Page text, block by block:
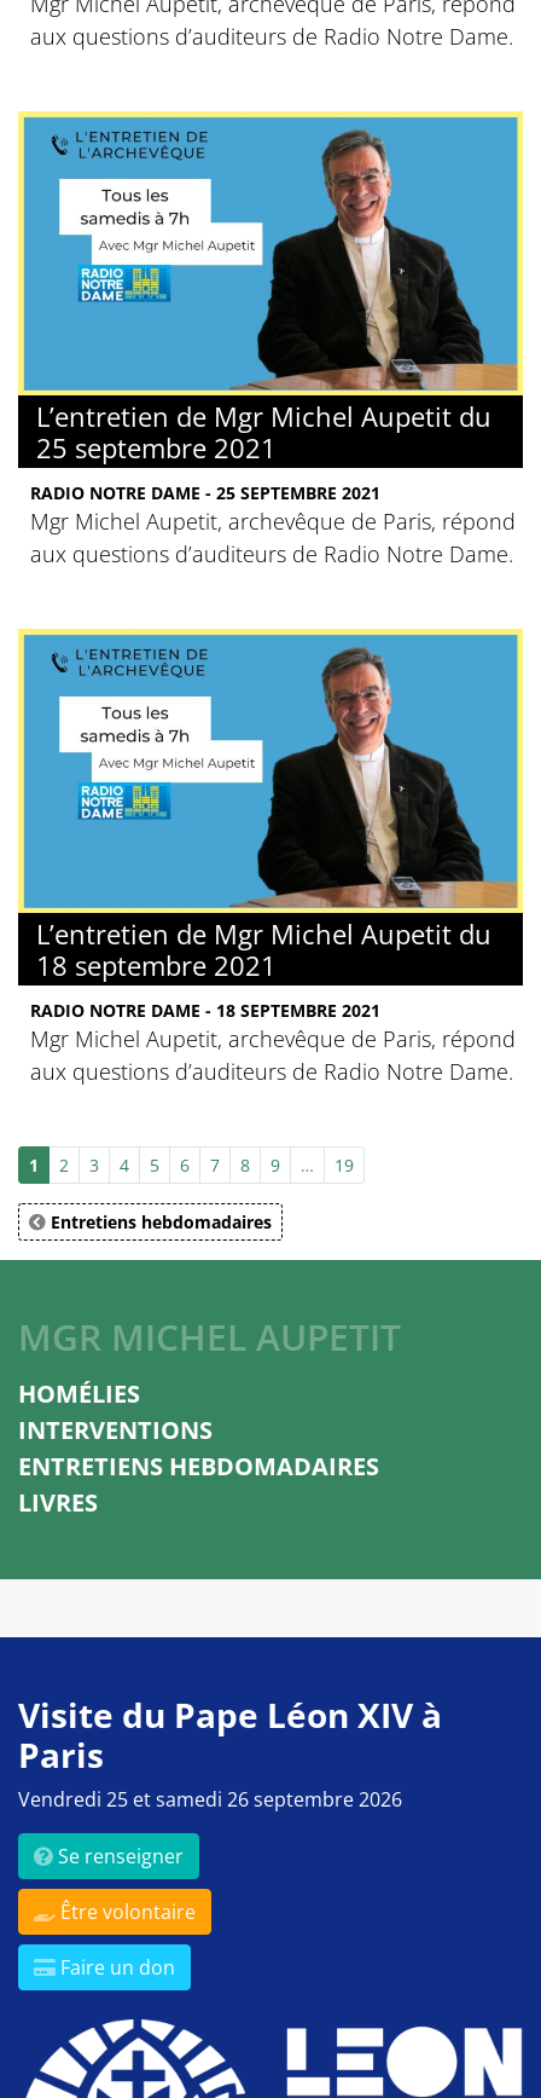
aux questions d’auditeurs de Radio Notre Dame.
L’entretien de Mgr Michel Aupetit du
25 septembre 2021
RADIO NOTRE DAME - 25 SEPTEMBRE 2021
Mgr Michel Aupetit, archevêque de Paris, répond
aux questions d’auditeurs de Radio Notre Dame.
L’entretien de Mgr Michel Aupetit du
18 septembre 2021
RADIO NOTRE DAME - 18 SEPTEMBRE 2021
Mgr Michel Aupetit, archevêque de Paris, répond
aux questions d’auditeurs de Radio Notre Dame.
1 2 3 4 5 6 7 8 9 … 19
Entretiens hebdomadaires
MGR MICHEL AUPETIT
HOMÉLIES
INTERVENTIONS
ENTRETIENS HEBDOMADAIRES
LIVRES
Visite du Pape Léon XIV à
Paris
Vendredi 25 et samedi 26 septembre 2026
Se renseigner
Être volontaire
Faire un don